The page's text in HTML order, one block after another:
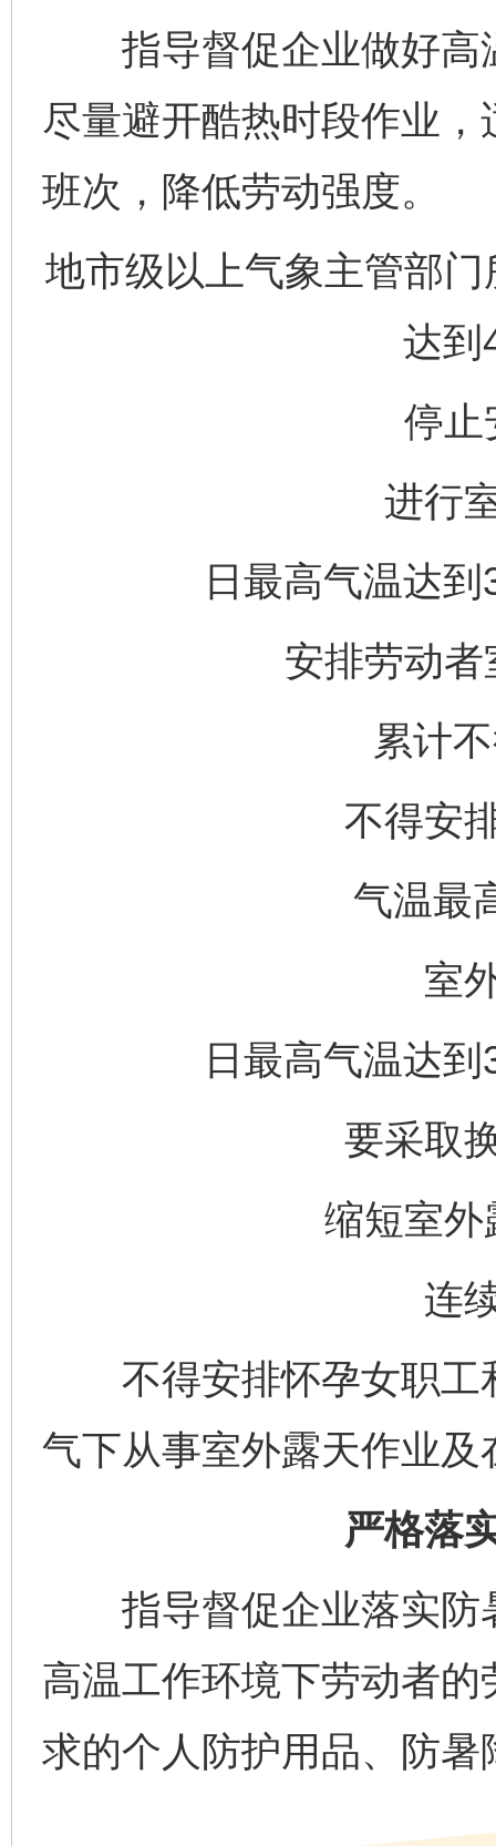
指导督促企业做好高
尽量避开酷热时段作业
班次，降低劳动强度。
地市级以上气象主管部
达
停止
进行
日最高气温达
安排劳动
累计
不得安
气温最
室
日最高气温达
要采取
缩短室外
连
不得安排怀孕女职工
气下从事室外露天作业
严格落
指导督促企业落实防
高温工作环境下劳动者
求的个人防护用品、防